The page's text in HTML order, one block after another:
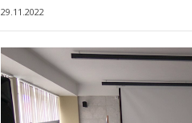
29.11.2022